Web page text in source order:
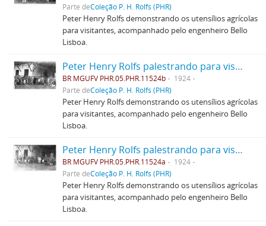
Parte deColeção P. H. Rolfs (PHR)
Peter Henry Rolfs demonstrando os utensílios agrícolas
para visitantes, acompanhado pelo engenheiro Bello
Lisboa.
Peter Henry Rolfs palestrando para visitantes
BR MGUFV PHR.05.PHR.11524b
1924
Parte deColeção P. H. Rolfs (PHR)
Peter Henry Rolfs demonstrando os utensílios agrícolas
para visitantes, acompanhado pelo engenheiro Bello
Lisboa.
Peter Henry Rolfs palestrando para visitantes
BR MGUFV PHR.05.PHR.11524a
1924
Parte deColeção P. H. Rolfs (PHR)
Peter Henry Rolfs demonstrando os utensílios agrícolas
para visitantes, acompanhado pelo engenheiro Bello
Lisboa.